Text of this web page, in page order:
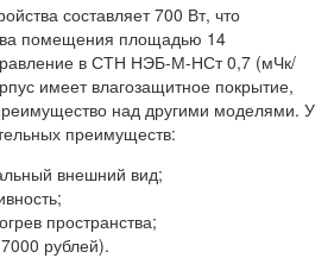
составляет 700 Вт, что
помещения площадью 14
в СТН НЭБ-М-НСт 0,7 (мЧк/
имеет влагозащитное покрытие,
над другими моделями. У
преимуществ:
внешний вид;
пространства;
рублей).